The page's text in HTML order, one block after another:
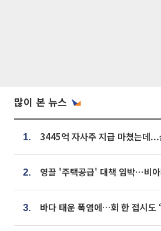
많이 본 뉴스
1.
2.
3. 바다 태운 폭염에…회 한 접시도